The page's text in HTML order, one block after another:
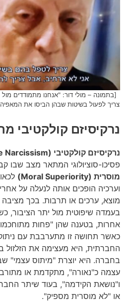
צריך לפעול בשיטות שבהן הביסו את
נרקיסיזם קולקטיבי
נרקיסיזם קולקטיבי (Collective Narcissism)
פסיכו-סוציולוגי המתאר מצב שבו
מוסרית (Moral Superiority)
וערכיה הופכים אותה לנעלה על
מוצא, ערכים או תרבות. בכך
בעמדה שיפוטית מול יתר הציבור,
אחרות, בטענה שהן "פחות
כאשר תחושה זו מתערבבת עם
החברתית, היא מעצימה את הזלזול
בחברה. היא יוצרת "מיתוס עצמי"
עצמה כ"נאורה", מתקדמת או
ו"נושאת הקידמה", בעוד שיתר
או "לא מוסרית מספיק".